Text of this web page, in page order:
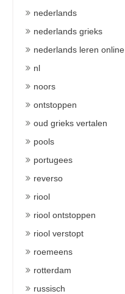
nederlands
nederlands grieks
nederlands leren online
nl
noors
ontstoppen
oud grieks vertalen
pools
portugees
reverso
riool
riool ontstoppen
riool verstopt
roemeens
rotterdam
russisch